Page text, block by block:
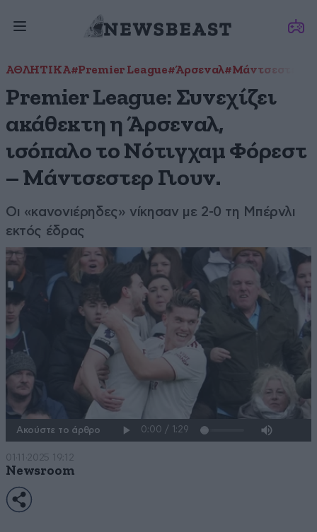
ΑΘΛΗΤΙΚΑ#Premier League#Άρσεναλ#Μάντσεστερ
Premier League: Συνεχίζει
ακάθεκτη η Άρσεναλ,
ισόπαλο το Νότιγχαμ Φόρεστ
– Μάντσεστερ Γιουν.
Οι «κανονιέρηδες» νίκησαν με 2-0 τη Μπέρνλι
εκτός έδρας
Ακούστε το άρθρο
01·11·2025 19:12
Newsroom